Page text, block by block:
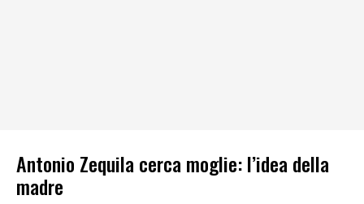
Antonio Zequila cerca moglie: l’idea della
madre